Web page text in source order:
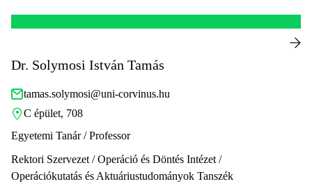
Dr. Solymosi István Tamás
tamas.solymosi@uni-corvinus.hu
C épület, 708
Egyetemi Tanár / Professor
Rektori Szervezet / Operáció és Döntés Intézet /
Operációkutatás és Aktuáriustudományok Tanszék